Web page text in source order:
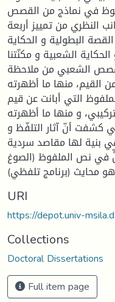
في نماذج من القصص
النظري من تمييز أربعة
البطولية و الحكاية
الشعبية و مكنّتنا
الشعبي من ملاحظة
منها ما أظهرته
التي أبانت عن قيم
و منها ما أظهرته
كشفت أنّ آثار التلفّظ و
بنية لها مقاصد سردية
في نص الملفوظ (الصوغ
URI
https://depot.univ-
Collections
Doctoral Dissertations
Full item page